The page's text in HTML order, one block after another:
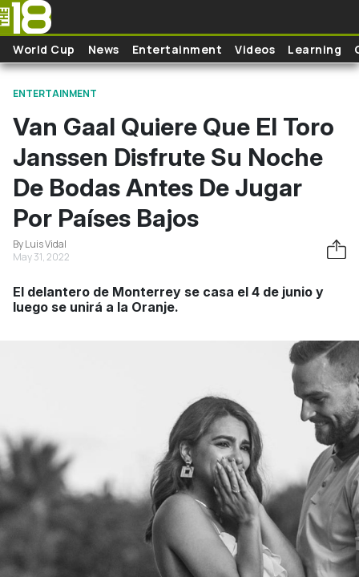
Skip to main content
World Cup News Entertainment Videos Learning
ENTERTAINMENT
Van Gaal Quiere Que El Toro
Janssen Disfrute Su Noche
De Bodas Antes De Jugar
Por Países Bajos
By Luis Vidal
May 31, 2022
El delantero de Monterrey se casa el 4 de junio y
luego se unirá a la Oranje.